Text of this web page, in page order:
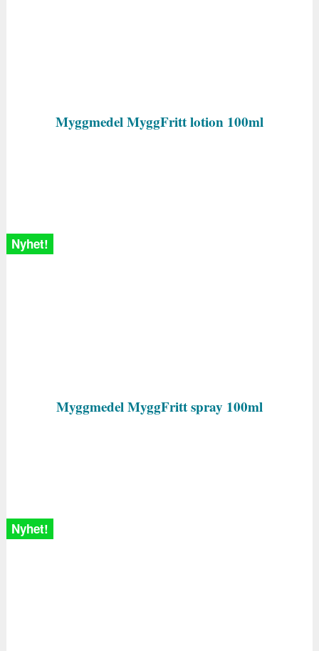
Myggmedel MyggFritt lotion 100ml
Myggmedel MyggFritt spray 100ml
Nyhet!
Nyhet!